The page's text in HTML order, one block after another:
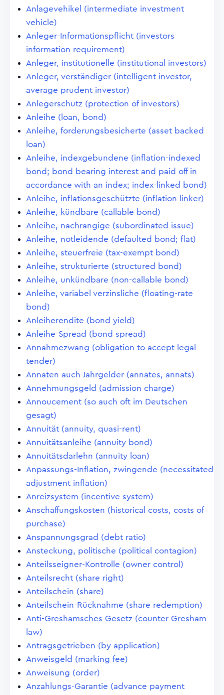
Anlagevehikel (intermediate investment
vehicle)
Anleger-Informationspflicht (investors
information requirement)
Anleger, institutionelle (institutional investors)
Anleger, verständiger (intelligent investor,
average prudent investor)
Anlegerschutz (protection of investors)
Anleihe (loan, bond)
Anleihe, forderungsbesicherte (asset backed
loan)
Anleihe, indexgebundene (inflation-indexed
bond; bond bearing interest and paid off in
accordance with an index; index-linked bond)
Anleihe, inflationsgeschützte (inflation linker)
Anleihe, kündbare (callable bond)
Anleihe, nachrangige (subordinated issue)
Anleihe, notleidende (defaulted bond; flat)
Anleihe, steuerfreie (tax-exempt bond)
Anleihe, strukturierte (structured bond)
Anleihe, unkündbare (non-callable bond)
Anleihe, variabel verzinsliche (floating-rate
bond)
Anleiherendite (bond yield)
Anleihe-Spread (bond spread)
Annahmezwang (obligation to accept legal
tender)
Annaten auch Jahrgelder (annates, annats)
Annehmungsgeld (admission charge)
Annoucement (so auch oft im Deutschen
gesagt)
Annuität (annuity, quasi-rent)
Annuitätsanleihe (annuity bond)
Annuitätsdarlehn (annuity loan)
Anpassungs-Inflation, zwingende (necessitated
adjustment inflation)
Anreizsystem (incentive system)
Anschaffungskosten (historical costs, costs of
purchase)
Anspannungsgrad (debt ratio)
Ansteckung, politische (political contagion)
Anteilsseigner-Kontrolle (owner control)
Anteilsrecht (share right)
Anteilschein (share)
Anteilschein-Rücknahme (share redemption)
Anti-Greshamsches Gesetz (counter Gresham
law)
Antragsgetrieben (by application)
Anweisgeld (marking fee)
Anweisung (order)
Anzahlungs-Garantie (advance payment